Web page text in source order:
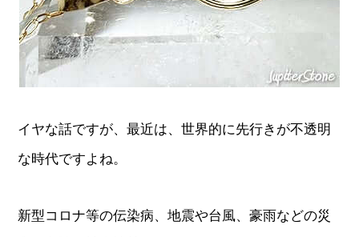
イヤな話ですが、最近は、世界的に先行きが不透明
な時代ですよね。
新型コロナ等の伝染病、地震や台風、豪雨などの災